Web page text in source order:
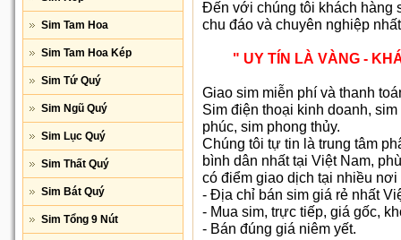
Sim Tam Hoa
Sim Tam Hoa Kép
Sim Tứ Quý
Sim Ngũ Quý
Sim Lục Quý
Sim Thất Quý
Sim Bát Quý
Sim Tổng 9 Nút
Đến với chúng tôi khách hàng
chu đáo và chuyên nghiệp
" UY TÍN LÀ VÀNG -
Giao sim miễn phí và thanh
Sim điện thoại kinh doanh,
phúc, sim phong thủy.
Chúng tôi tự tin là trung tâm
bình dân nhất tại Việt Nam,
có điểm giao dịch tại nhiều
- Địa chỉ bán sim giá rẻ nhất
- Mua sim, trực tiếp, giá gốc,
- Bán đúng giá niêm yết.